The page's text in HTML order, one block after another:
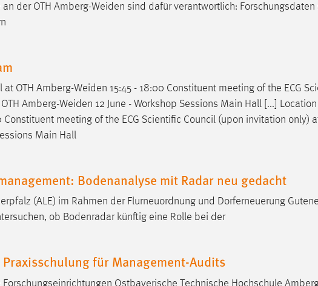
der OTH Amberg-Weiden sind dafür verantwortlich:
OTH Amberg-Weiden 15:45 - 18:00 Constituent meeting of the ECG
Amberg-Weiden 12 June - Workshop Sessions Main Hall [...]
Constituent meeting of the ECG Scientific Council (upon invitation only)
Main Hall
Bodenanalyse mit Radar neu gedacht
(ALE) im Rahmen der Flurneuordnung und Dorferneuerung
ob Bodenradar künftig eine Rolle bei der
für Management-Audits
Ostbayerische Technische Hochschule